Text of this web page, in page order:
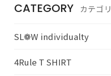
CATEGORY カテゴリ
SL❁W individualty
4Rule T SHIRT